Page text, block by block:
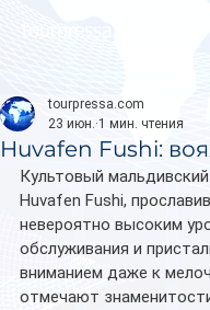
Huvafen Fushi:
tourpressa.com
23 июн. 1 мин. чтения
Культовый
Huvafen Fushi,
невероятно высоким
обслуживания и
вниманием даже к
отмечают